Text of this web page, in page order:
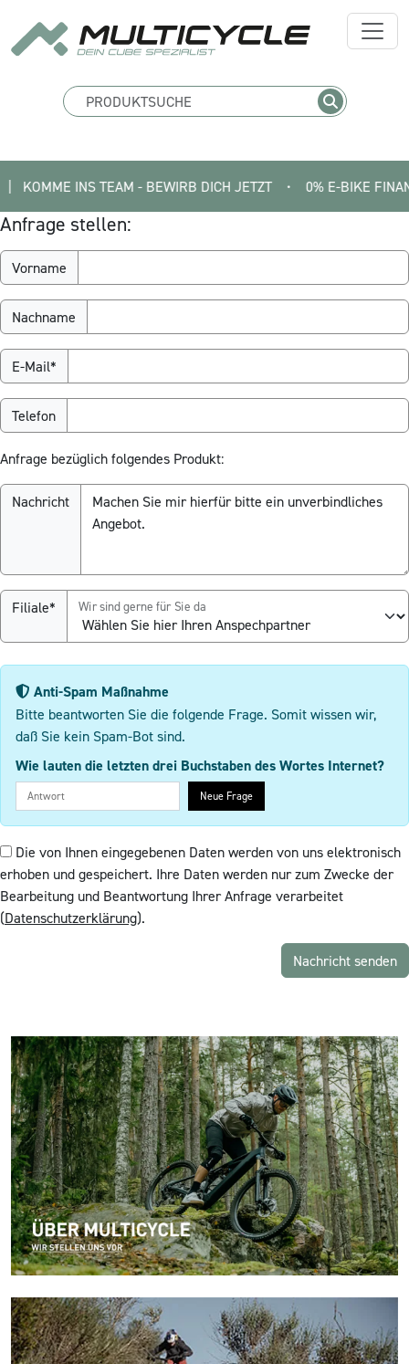
INS TEAM - BEWIRB DICH JETZT • 0% E-BIKE
Anfrage stellen:
Vorname
Nachname
E-Mail*
Telefon
Anfrage bezüglich folgendes Produkt:
Nachricht
Filiale* Wir sind gerne für Sie da
Anti-Spam Maßnahme
Bitte beantworten Sie die folgende Frage. Somit wissen wir,
daß Sie kein Spam-Bot sind.
Wie lauten die letzten drei Buchstaben des Wortes Internet?
Neue Frage
Die von Ihnen eingegebenen Daten werden von uns elektronisch
erhoben und gespeichert. Ihre Daten werden nur zum Zwecke der
Bearbeitung und Beantwortung Ihrer Anfrage verarbeitet
(Datenschutzerklärung).
Nachricht senden